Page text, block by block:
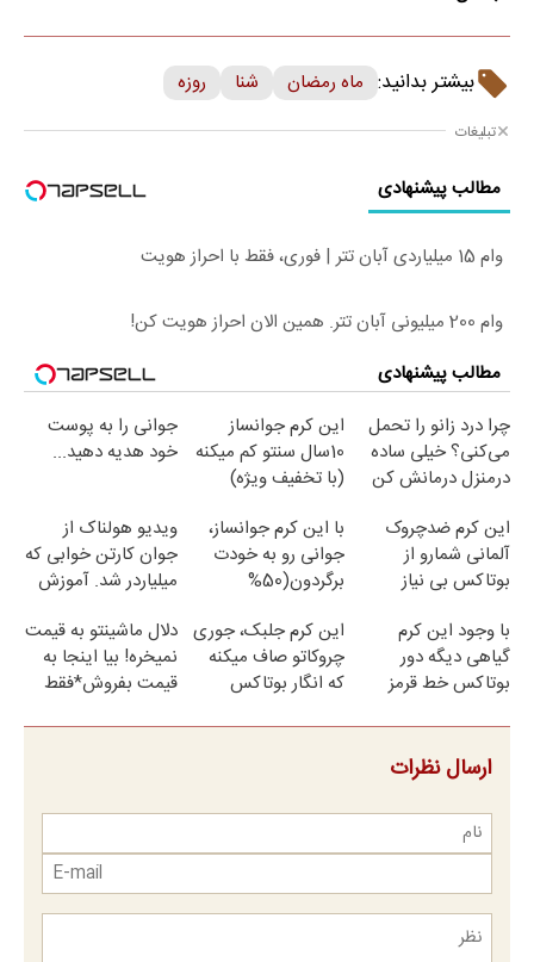
بیشتر بدانید: ماه رمضان شنا روزه
تبلیغات
مطالب پیشنهادی
وام 15 میلیاردی آبان تتر | فوری، فقط با احراز هویت
وام 200 میلیونی آبان تتر. همین الان احراز هویت کن!
مطالب پیشنهادی
چرا درد زانو را تحمل
می‌کنی؟ خیلی ساده
درمنزل درمانش کن
این کرم جوانساز
10سال سنتو کم میکنه
(با تخفیف ویژه)
جوانی را به پوست
خود هدیه دهید...
این کرم ضدچروک
آلمانی شمارو از
بوتاکس بی نیاز
امشب)
با این کرم جوانساز،
جوانی رو به خودت
برگردون(50%
ویدیو هولناک از
جوان کارتن خوابی که
میلیاردر شد. آموزش
با وجود این کرم
گیاهی دیگه دور
بوتاکس خط قرمز
این کرم جلبک، جوری
چروکاتو صاف میکنه
که انگار بوتاکس
دلال ماشینتو به قیمت
نمیخره! بیا اینجا به
قیمت بفروش*فقط
ارسال نظرات